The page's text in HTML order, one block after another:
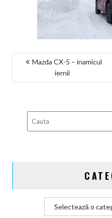
NAVIGARE
Mazda CX-5 – inamicul
iernii